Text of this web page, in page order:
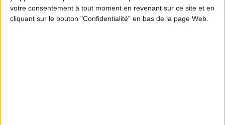
votre consentement à tout moment en revenant sur ce site et en
cliquant sur le bouton "Confidentialité" en bas de la page Web.
Peut-on remplacer la viande par des féculents ?
Consultation diététique du 05/08/2026